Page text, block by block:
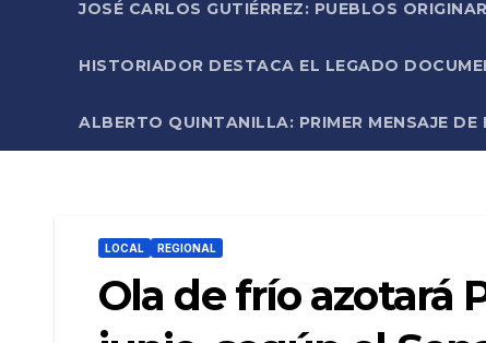
JOSÉ CARLOS GUTIÉRREZ: PUEBLOS
HISTORIADOR DESTACA EL LEGADO
ALBERTO QUINTANILLA: PRIMER MENSAJE DE
LOCAL REGIONAL
Ola de frío azotará